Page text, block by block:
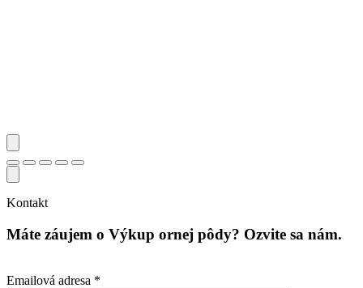
Kontakt
Máte záujem o Výkup ornej pôdy? Ozvite sa nám.
Emailová adresa *